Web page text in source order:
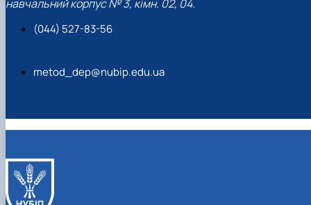
навчальний корпус № 3, кімн. 02, 04.
(044) 527-83-56
metod_dep@nubip.edu.ua